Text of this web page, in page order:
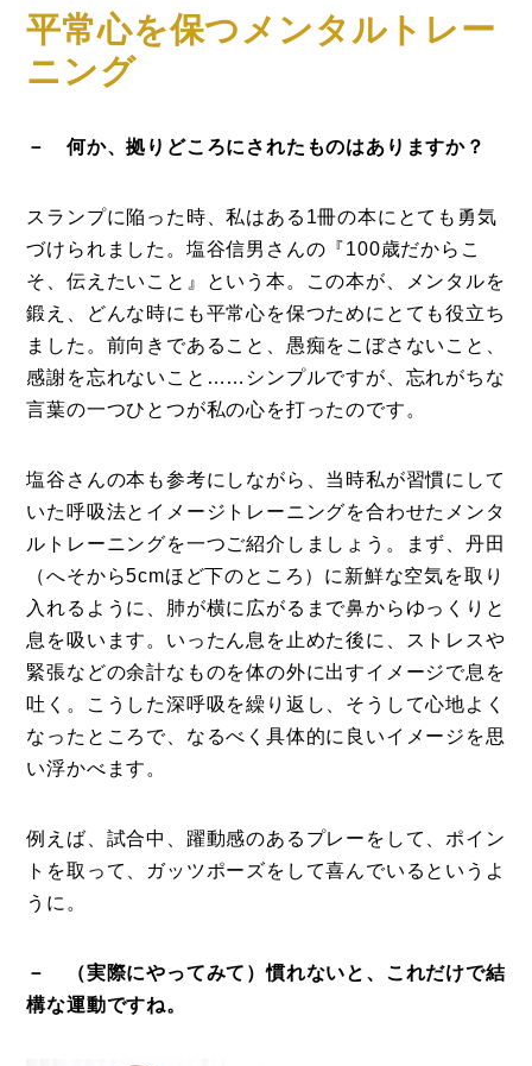
平常心を保つメンタルトレー
ニング
－ 何か、拠りどころにされたものはありますか？
スランプに陥った時、私はある1冊の本にとても勇気
づけられました。塩谷信男さんの『100歳だからこ
そ、伝えたいこと』という本。この本が、メンタルを
鍛え、どんな時にも平常心を保つためにとても役立ち
ました。前向きであること、愚痴をこぼさないこと、
感謝を忘れないこと……シンプルですが、忘れがちな
言葉の一つひとつが私の心を打ったのです。
塩谷さんの本も参考にしながら、当時私が習慣にして
いた呼吸法とイメージトレーニングを合わせたメンタ
ルトレーニングを一つご紹介しましょう。まず、丹田
（へそから5cmほど下のところ）に新鮮な空気を取り
入れるように、肺が横に広がるまで鼻からゆっくりと
息を吸います。いったん息を止めた後に、ストレスや
緊張などの余計なものを体の外に出すイメージで息を
吐く。こうした深呼吸を繰り返し、そうして心地よく
なったところで、なるべく具体的に良いイメージを思
い浮かべます。
例えば、試合中、躍動感のあるプレーをして、ポイン
トを取って、ガッツポーズをして喜んでいるというよ
うに。
－ （実際にやってみて）慣れないと、これだけで結
構な運動ですね。